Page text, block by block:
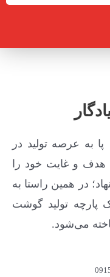
گروه تولیدی یادگار از سال ۱۳۸۸ پا به عرصه تولید در
هدف و غایت خود را
در همین راستا به
پارچه تولید گوشت
می‌شود.